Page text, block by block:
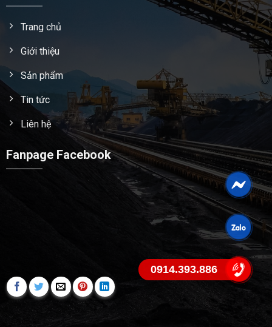
Trang chủ
Giới thiệu
Sản phẩm
Tin tức
Liên hệ
Fanpage Facebook
0914.393.886